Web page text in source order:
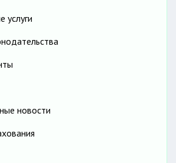
услуги
новости